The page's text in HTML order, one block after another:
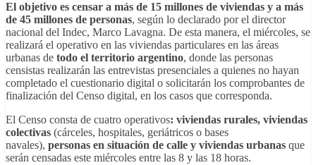
El objetivo es censar a más de 15 millones de viviendas y a más
de 45 millones de personas, según lo declarado por el director
nacional del Indec, Marco Lavagna. De esta manera, el miércoles, se
realizará el operativo en las viviendas particulares en las áreas
urbanas de todo el territorio argentino, donde las personas
censistas realizarán las entrevistas presenciales a quienes no hayan
completado el cuestionario digital o solicitarán los comprobantes de
finalización del Censo digital, en los casos que corresponda.
El Censo consta de cuatro operativos: viviendas rurales, viviendas
colectivas (cárceles, hospitales, geriátricos o bases
navales), personas en situación de calle y viviendas urbanas que
serán censadas este miércoles entre las 8 y las 18 horas.